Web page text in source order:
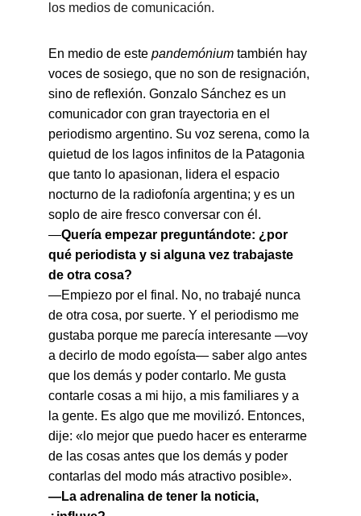
los medios de comunicación.
En medio de este pandemónium también hay
voces de sosiego, que no son de resignación,
sino de reflexión. Gonzalo Sánchez es un
comunicador con gran trayectoria en el
periodismo argentino. Su voz serena, como la
quietud de los lagos infinitos de la Patagonia
que tanto lo apasionan, lidera el espacio
nocturno de la radiofonía argentina; y es un
soplo de aire fresco conversar con él.
—Quería empezar preguntándote: ¿por
qué periodista y si alguna vez trabajaste
de otra cosa?
—Empiezo por el final. No, no trabajé nunca
de otra cosa, por suerte. Y el periodismo me
gustaba porque me parecía interesante —voy
a decirlo de modo egoísta— saber algo antes
que los demás y poder contarlo. Me gusta
contarle cosas a mi hijo, a mis familiares y a
la gente. Es algo que me movilizó. Entonces,
dije: «lo mejor que puedo hacer es enterarme
de las cosas antes que los demás y poder
contarlas del modo más atractivo posible».
—La adrenalina de tener la noticia,